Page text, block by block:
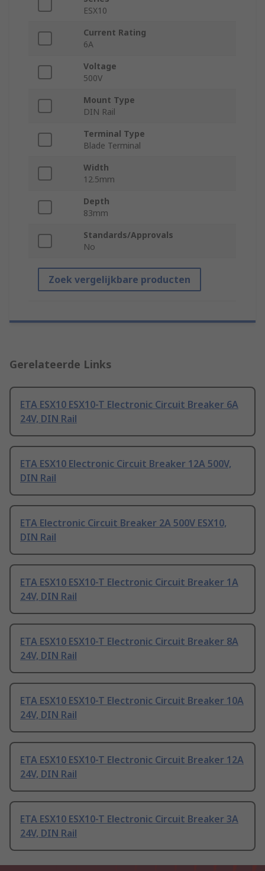
ESX10
Current Rating
6A
Voltage
500V
Mount Type
DIN Rail
Terminal Type
Blade Terminal
Width
12.5mm
Depth
83mm
Standards/Approvals
No
Zoek vergelijkbare producten
Gerelateerde Links
ETA ESX10 ESX10-T Electronic Circuit Breaker 6A
24V, DIN Rail
ETA ESX10 Electronic Circuit Breaker 12A 500V,
DIN Rail
ETA Electronic Circuit Breaker 2A 500V ESX10,
DIN Rail
ETA ESX10 ESX10-T Electronic Circuit Breaker 1A
24V, DIN Rail
ETA ESX10 ESX10-T Electronic Circuit Breaker 8A
24V, DIN Rail
ETA ESX10 ESX10-T Electronic Circuit Breaker 10A
24V, DIN Rail
ETA ESX10 ESX10-T Electronic Circuit Breaker 12A
24V, DIN Rail
ETA ESX10 ESX10-T Electronic Circuit Breaker 3A
24V, DIN Rail